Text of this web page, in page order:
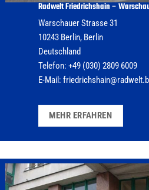
Radwelt Friedrichshain –
Warschauer Strasse 31
10243Berlin, Berlin
Deutschland
Telefon: +49 (030) 2809 6009
E-Mail:
MEHR ERFAHREN